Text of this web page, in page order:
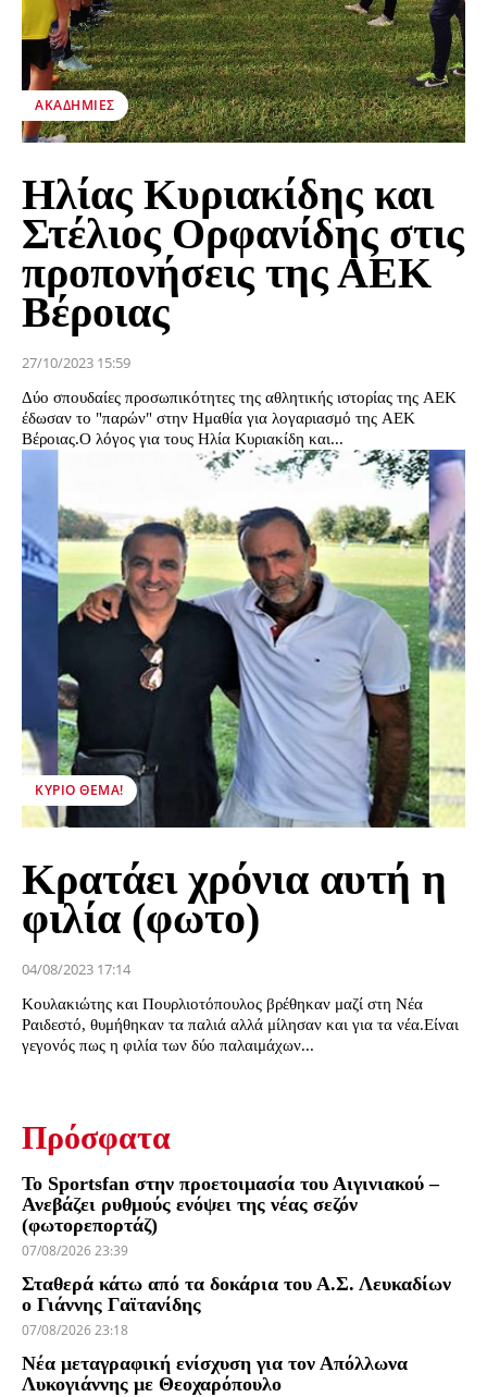
ΑΚΑΔΗΜΊΕΣ
Ηλίας Κυριακίδης και
Στέλιος Ορφανίδης στις
προπονήσεις της ΑΕΚ
Βέροιας
27/10/2023 15:59
Δύο σπουδαίες προσωπικότητες της αθλητικής ιστορίας της ΑΕΚ
έδωσαν το "παρών" στην Ημαθία για λογαριασμό της ΑΕΚ
Βέροιας.Ο λόγος για τους Ηλία Κυριακίδη και...
ΚΎΡΙΟ ΘΈΜΑ!
Κρατάει χρόνια αυτή η
φιλία (φωτο)
04/08/2023 17:14
Κουλακιώτης και Πουρλιοτόπουλος βρέθηκαν μαζί στη Νέα
Ραιδεστό, θυμήθηκαν τα παλιά αλλά μίλησαν και για τα νέα.Είναι
γεγονός πως η φιλία των δύο παλαιμάχων...
Πρόσφατα
Το Sportsfan στην προετοιμασία του Αιγινιακού –
Ανεβάζει ρυθμούς ενόψει της νέας σεζόν
(φωτορεπορτάζ)
07/08/2026 23:39
Σταθερά κάτω από τα δοκάρια του Α.Σ. Λευκαδίων
ο Γιάννης Γαϊτανίδης
07/08/2026 23:18
Νέα μεταγραφική ενίσχυση για τον Απόλλωνα
Λυκογιάννης με Θεοχαρόπουλο